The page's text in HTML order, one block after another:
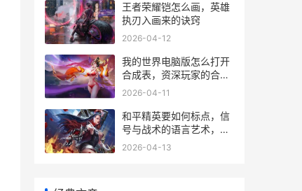
王者荣耀铠怎么画，英雄
执刃入画来的诀窍
2026-04-12
我的世界电脑版怎么打开
合成表，资深玩家的合成
指南
2026-04-11
和平精英要如何标点，信
号与战术的语言艺术，副
标题，从新手到高手的沟
2026-04-13